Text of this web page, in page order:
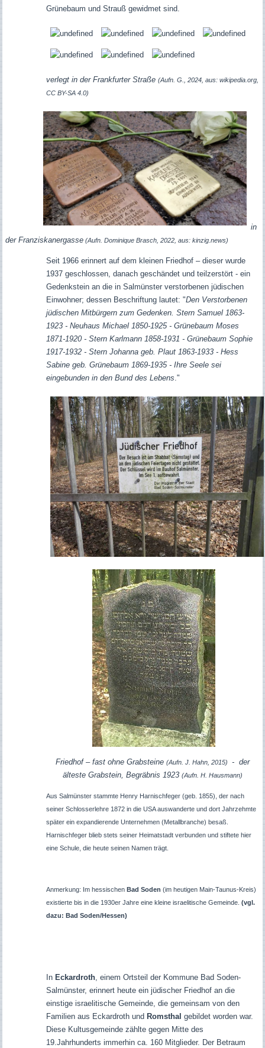
Grünebaum und Strauß gewidmet sind.
verlegt in der Frankfurter Straße (Aufn. G., 2024, aus: wikipedia.org,
CC BY-SA 4.0)
in
der Franziskanergasse (Aufn. Dominique Brasch, 2022, aus: kinzig.news)
Seit 1966 erinnert auf dem kleinen Friedhof – dieser wurde
1937 geschlossen, danach geschändet und teilzerstört - ein
Gedenksteinan die in Salmünster verstorbenen jüdischen
Einwohner; dessen Beschriftung lautet: "Den Verstorbenen
jüdischen Mitbürgern zum Gedenken. Stern Samuel 1863-
1923 - Neuhaus Michael 1850-1925 - Grünebaum Moses
1871-1920 - Stern Karlmann 1858-1931 - Grünebaum Sophie
1917-1932 - Stern Johanna geb. Plaut 1863-1933 - Hess
Sabine geb. Grünebaum 1869-1935 - Ihre Seele sei
eingebunden in den Bund des Lebens ."
Friedhof – fast ohne Grabsteine(Aufn. J. Hahn, 2015)
- der
älteste Grabstein, Begräbnis 1923(Aufn. H. Hausmann)
Aus Salmünster stammte Henry Harnischfeger (geb. 1855), der nach
seiner Schlosserlehre 1872 in die USA auswanderte und dort Jahrzehmte
später ein expandierende Unternehmen (Metallbranche) besaß.
Harnischfeger blieb stets seiner Heimatstadt verbunden und stiftete hier
eine Schule, die heute seinen Namen trägt.
Anmerkung: Im hessischen Bad Soden (im heutigen Main-Taunus-Kreis)
existierte bis in die 1930er Jahre eine kleine israelitische Gemeinde. (vgl.
dazu: Bad Soden/Hessen)
In Eckardroth, einem Ortsteil der Kommune Bad Soden-
Salmünster, erinnert heute ein jüdischer Friedhof an die
einstige israelitische Gemeinde, die gemeinsam von den
Familien aus Eckardroth und Romsthal gebildet worden war.
Diese Kultusgemeinde zählte gegen Mitte des
19.Jahrhunderts immerhin ca. 160 Mitglieder. Der Betraum